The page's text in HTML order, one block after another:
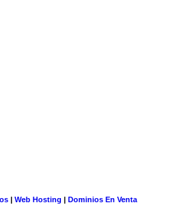
| Web Hosting | Dominios En Venta